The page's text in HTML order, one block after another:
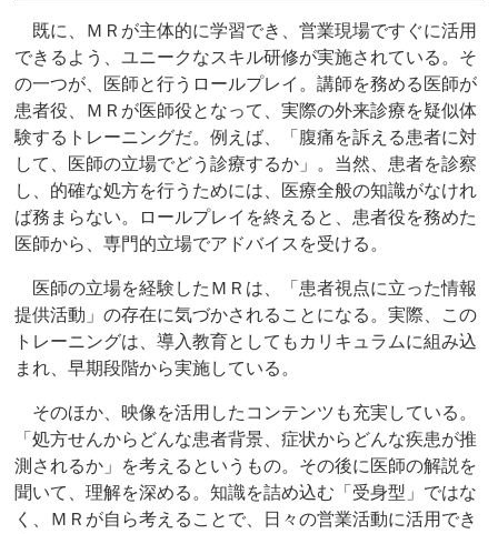
既に、ＭＲが主体的に学習でき、営業現場ですぐに活用
できるよう、ユニークなスキル研修が実施されている。そ
の一つが、医師と行うロールプレイ。講師を務める医師が
患者役、ＭＲが医師役となって、実際の外来診療を疑似体
験するトレーニングだ。例えば、「腹痛を訴える患者に対
して、医師の立場でどう診療するか」。当然、患者を診察
し、的確な処方を行うためには、医療全般の知識がなけれ
ば務まらない。ロールプレイを終えると、患者役を務めた
医師から、専門的立場でアドバイスを受ける。
医師の立場を経験したＭＲは、「患者視点に立った情報
提供活動」の存在に気づかされることになる。実際、この
トレーニングは、導入教育としてもカリキュラムに組み込
まれ、早期段階から実施している。
そのほか、映像を活用したコンテンツも充実している。
「処方せんからどんな患者背景、症状からどんな疾患が推
測されるか」を考えるというもの。その後に医師の解説を
聞いて、理解を深める。知識を詰め込む「受身型」ではな
く、ＭＲが自ら考えることで、日々の営業活動に活用でき